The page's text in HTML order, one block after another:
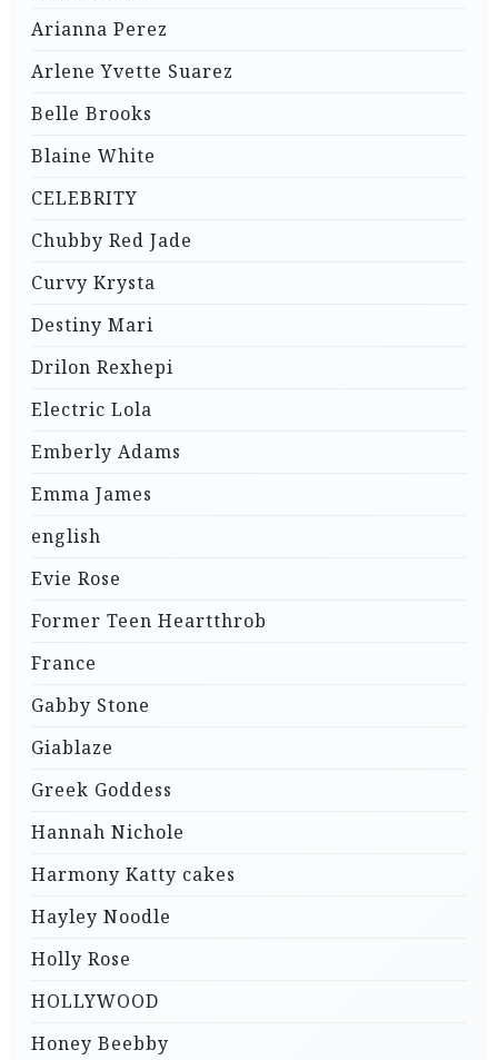
Arianna Perez
Arlene Yvette Suarez
Belle Brooks
Blaine White
CELEBRITY
Chubby Red Jade
Curvy Krysta
Destiny Mari
Drilon Rexhepi
Electric Lola
Emberly Adams
Emma James
english
Evie Rose
Former Teen Heartthrob
France
Gabby Stone
Giablaze
Greek Goddess
Hannah Nichole
Harmony Katty cakes
Hayley Noodle
Holly Rose
HOLLYWOOD
Honey Beebby